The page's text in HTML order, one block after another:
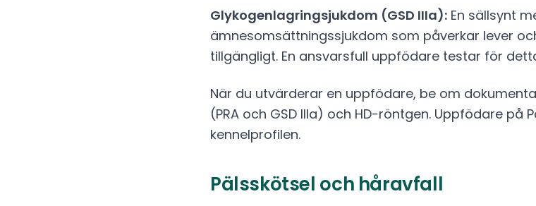
Glykogenlagringsjukdom (GSD IIIa): En sällsynt
ämnesomsättningssjukdom som påverkar lever
tillgängligt. En ansvarsfull uppfödare testar för
När du utvärderar en uppfödare, be om
(PRA och GSD IIIa) och HD-röntgen. Uppfödare på
kennelprofilen.
Pälsskötsel och håravfall